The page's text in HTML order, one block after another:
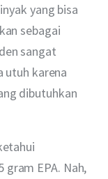
yang bisa
sebagai
sangat
utuh karena
dibutuhkan
gram EPA. Nah,